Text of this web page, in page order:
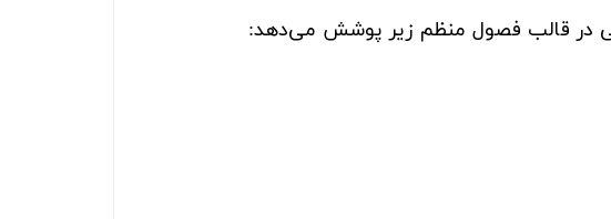
در قالب فصول منظم زیر پوشش می‌دهد: